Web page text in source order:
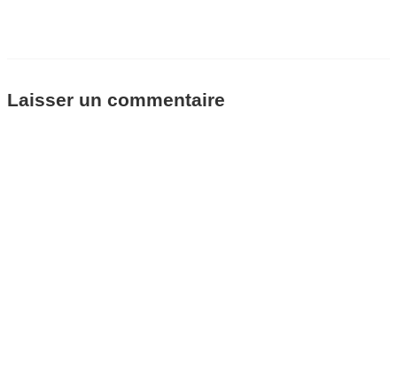
Laisser un commentaire